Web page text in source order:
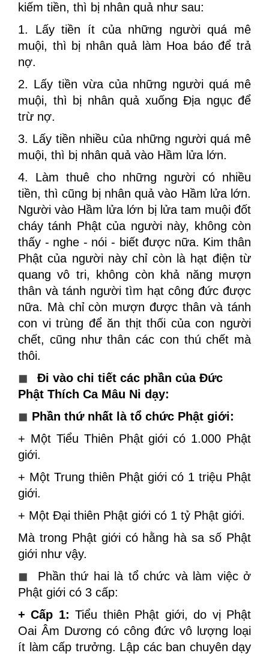
kiếm tiền, thì bị nhân quả như sau:
1. Lấy tiền ít của những người quá mê
muội, thì bị nhân quả làm Hoa báo để trả
nợ.
2. Lấy tiền vừa của những người quá mê
muội, thì bị nhân quả xuống Địa ngục để
trừ nợ.
3. Lấy tiền nhiều của những người quá mê
muội, thì bị nhân quả vào Hầm lửa lớn.
4. Làm thuê cho những người có nhiều
tiền, thì cũng bị nhân quả vào Hầm lửa lớn.
Người vào Hầm lửa lớn bị lửa tam muội đốt
cháy tánh Phật của người này, không còn
thấy - nghe - nói - biết được nữa. Kim thân
Phật của người này chỉ còn là hạt điện từ
quang vô tri, không còn khả năng mượn
thân và tánh người tìm hạt công đức được
nữa. Mà chỉ còn mượn được thân và tánh
con vi trùng để ăn thịt thối của con người
chết, cũng như thân các con thú chết mà
thôi.
◼
Đi vào chi tiết các phần của Đức
Phật Thích Ca Mâu Ni dạy:
◼ Phần thứ nhất là tổ chức Phật giới:
+ Một Tiểu Thiên Phật giới có 1.000 Phật
giới.
+ Một Trung thiên Phật giới có 1 triệu Phật
giới.
+ Một Đại thiên Phật giới có 1 tỷ Phật giới.
Mà trong Phật giới có hằng hà sa số Phật
giới như vậy.
◼
Phần thứ hai là tổ chức và làm việc ở
Phật giới có 3 cấp:
+ Cấp 1:Tiểu thiên Phật giới, do vị Phật
Oai Âm Dương có công đức vô lượng loại
ít làm cấp trưởng. Lập các ban chuyên dạy